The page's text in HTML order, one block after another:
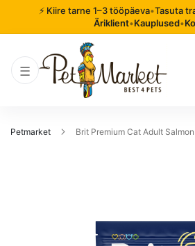
⚡ Kiire tarne 1–3 tööpäeva•Tasuta
Äriklient•Kauplused•
Petmarket Brit Premium Cat Adult